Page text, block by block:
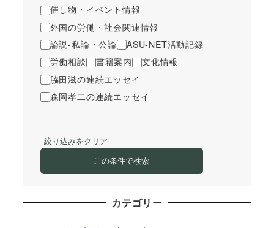
催し物・イベント情報
外国の労働・社会関連情報
論説-私論・公論
ASU-NET活動記録
労働相談
書籍案内
文化情報
脇田滋の連続エッセイ
森岡孝二の連続エッセイ
絞り込みをクリア
この条件で検索
カテゴリー